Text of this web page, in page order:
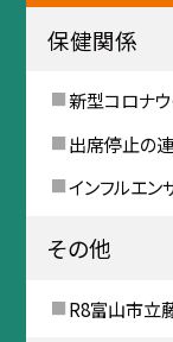
保健関係
新型コロナ
出席停止の
インフルエ
その他
R8富山市立